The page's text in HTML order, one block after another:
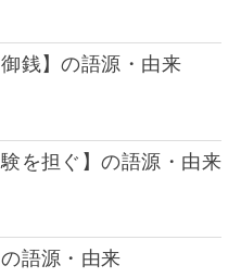
銭】の語源・由来
を担ぐ】の語源・由来
語源・由来